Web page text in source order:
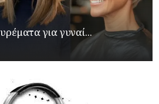
για γυναί...